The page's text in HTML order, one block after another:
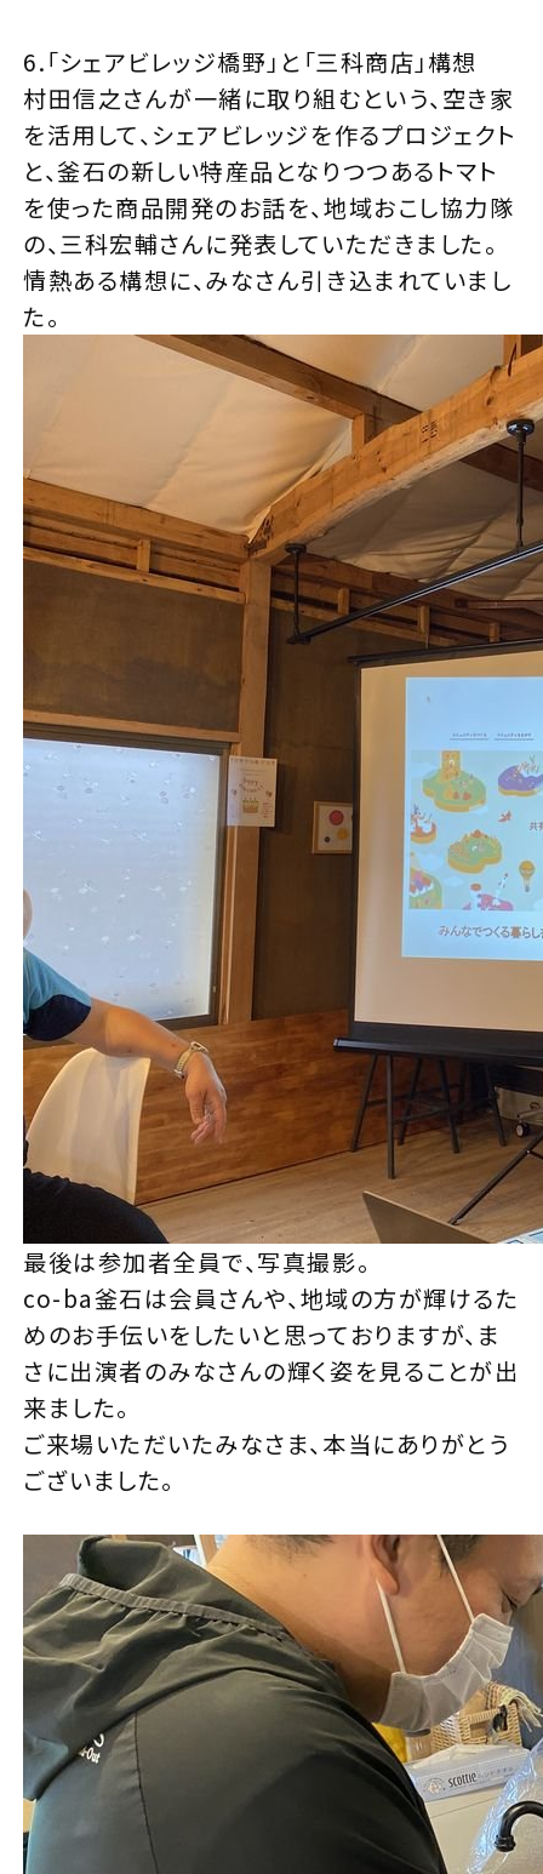
6.「シェアビレッジ橋野」と「三科商店」構想
村田信之さんが一緒に取り組むという、空き家
を活用して、シェアビレッジを作るプロジェクト
と、釜石の新しい特産品となりつつあるトマト
を使った商品開発のお話を、地域おこし協力隊
の、三科宏輔さんに発表していただきました。
情熱ある構想に、みなさん引き込まれていまし
た。
最後は参加者全員で、写真撮影。
co-ba釜石は会員さんや、地域の方が輝けるた
めのお手伝いをしたいと思っておりますが、ま
さに出演者のみなさんの輝く姿を見ることが出
来ました。
ご来場いただいたみなさま、本当にありがとう
ございました。